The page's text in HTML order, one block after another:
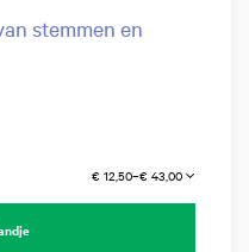
stemmen en
€ 12,50–€ 43,00